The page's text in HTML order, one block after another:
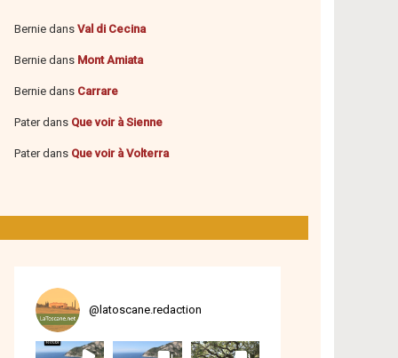
Bernie dans Val di Cecina
Bernie dans Mont Amiata
Bernie dans Carrare
Paterdans Que voir à Sienne
Paterdans Que voir à Volterra
@ latoscane.redaction